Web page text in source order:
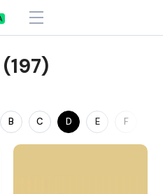
B C D E F